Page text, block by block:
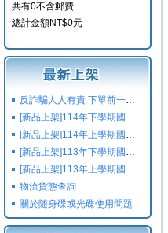
共有0不含郵費
總計金額NT$0元
反詐騙人人有責 下單前一定要注意
[新品上架]114年下學期國小國中高中命題光碟,校用卷,習作
[新品上架]114年上學期國小國中高中命題光碟,校用卷,習作
[新品上架]113年下學期國小國中高中命題光碟,校用卷,習作
[新品上架]113年上學期國小國中高中命題光碟,校用卷,習作
物流貨態查詢
關於随身碟或光碟使用問題